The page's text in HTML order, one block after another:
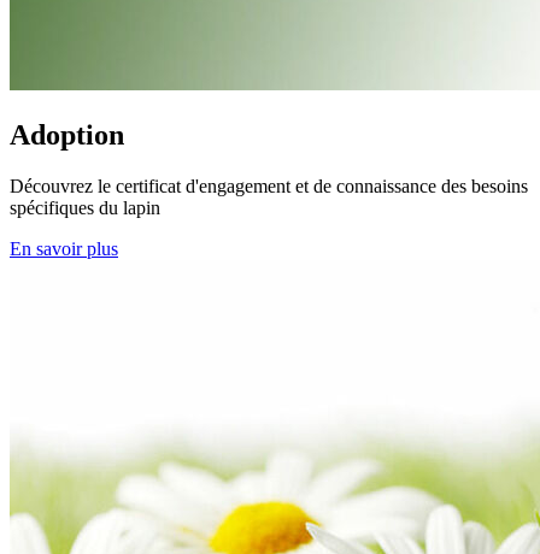
Adoption
Découvrez le certificat d'engagement et de connaissance des besoins
spécifiques du lapin
En savoir plus